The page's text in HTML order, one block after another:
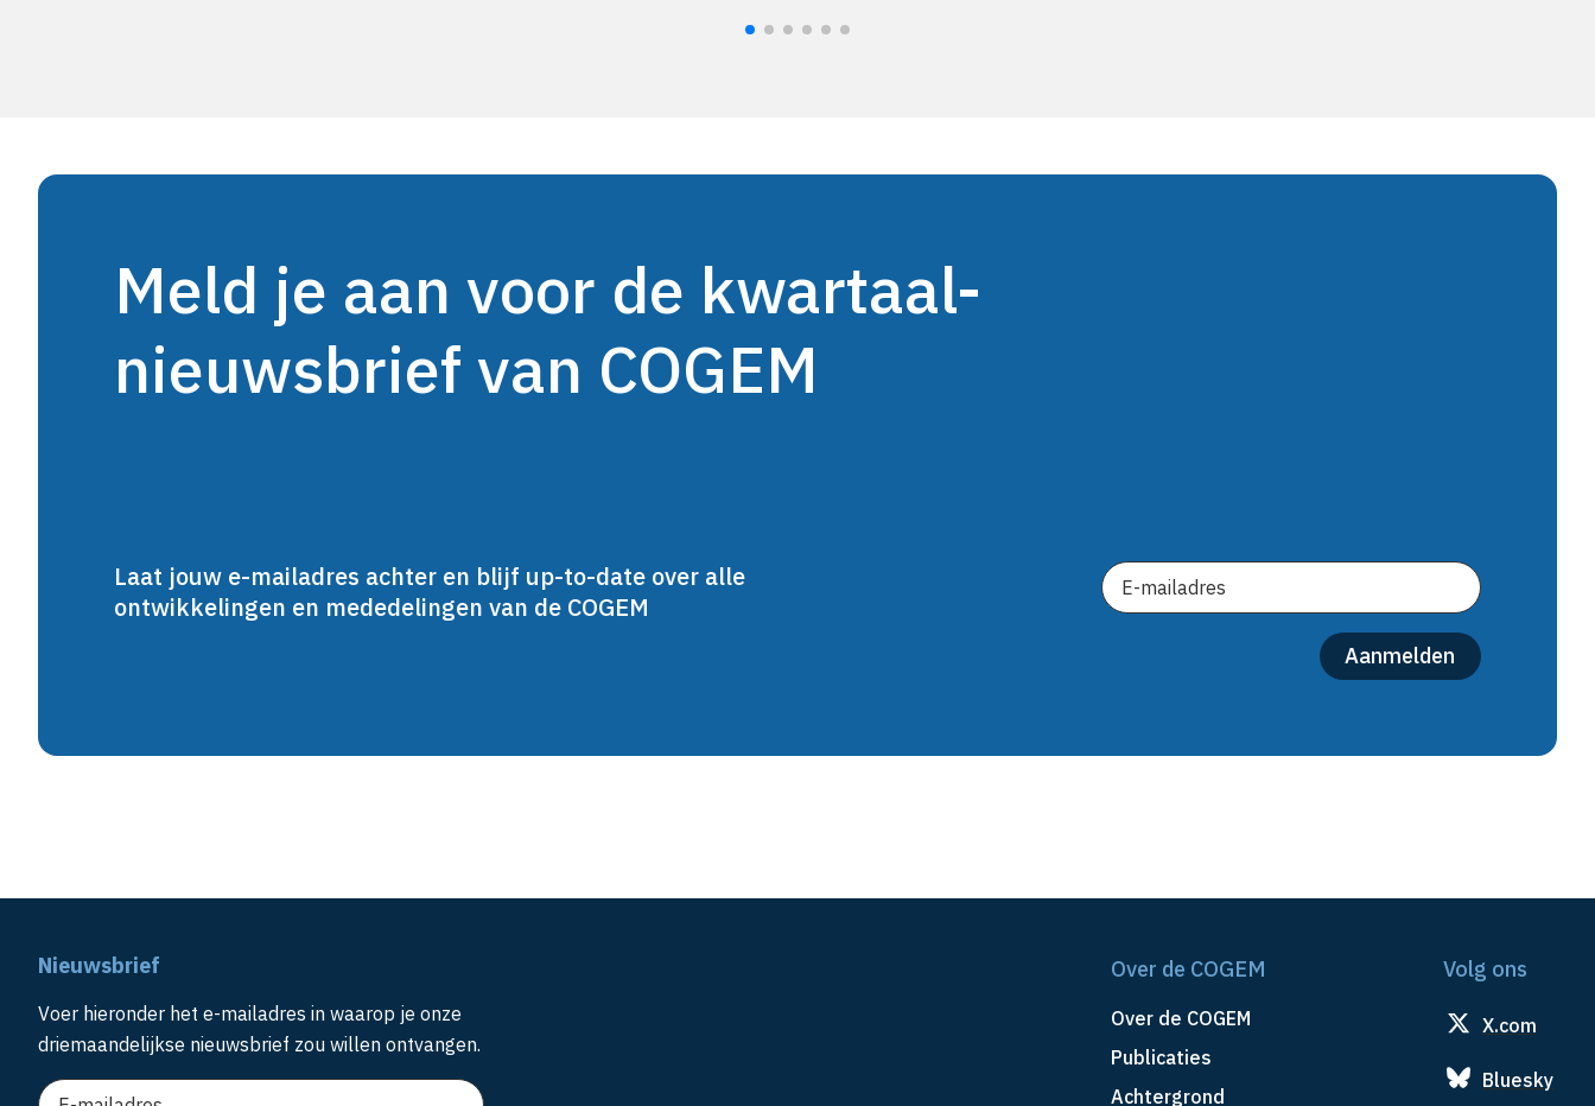
Meld je aan voor de kwartaal-
nieuwsbrief van COGEM
Laat jouw e-mailadres achter en blijf up-to-date over alle
ontwikkelingen en mededelingen van de COGEM
Nieuwsbrief
Voer hieronder het e-mailadres in waarop je onze
driemaandelijkse nieuwsbrief zou willen ontvangen.
Over de COGEM
Over de COGEM
Publicaties
Achtergrond
Volg ons
X.com
Bluesky